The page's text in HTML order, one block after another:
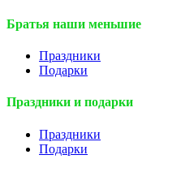
Братья наши меньшие
Праздники
Подарки
Праздники и подарки
Праздники
Подарки